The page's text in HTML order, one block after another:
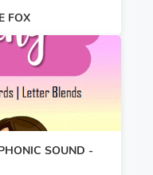
FOX
SOUND -